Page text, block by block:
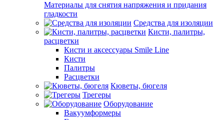
Материалы для снятия напряжения и придания
гладкости
Средства для изоляции
Кисти, палитры,
расцветки
Кисти и аксессуары Smile Line
Кисти
Палитры
Расцветки
Кюветы, бюгеля
Трегеры
Оборудование
Вакуумформеры